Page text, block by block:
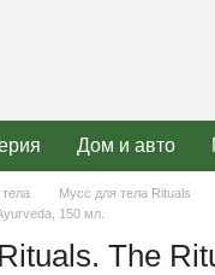
Дом и авто
Мусс для тела Rituals
150 мл.
The